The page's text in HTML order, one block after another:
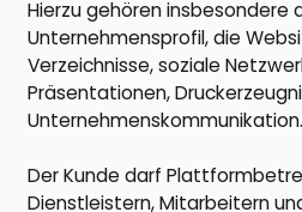
Hierzu gehören insbesondere
Unternehmensprofil, die
Verzeichnisse, soziale
Präsentationen,
Unternehmenskommunikation.
Der Kunde darf
Dienstleistern, Mitarbeitern